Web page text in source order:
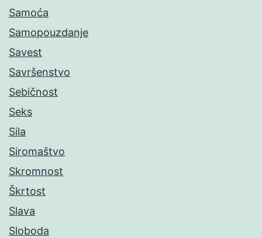
Samoća
Samopouzdanje
Savest
Savršenstvo
Sebičnost
Seks
Sila
Siromaštvo
Skromnost
Škrtost
Slava
Sloboda